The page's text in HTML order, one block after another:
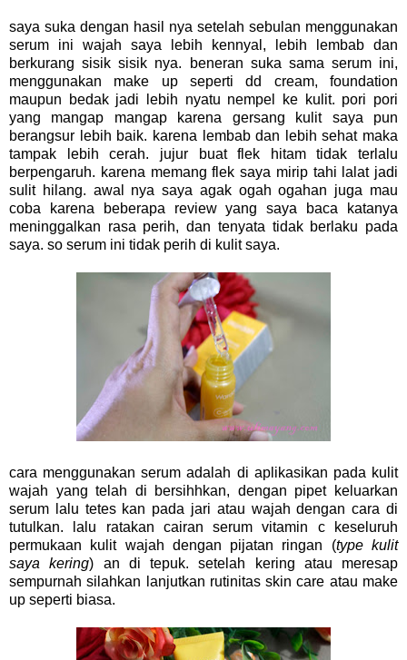
saya suka dengan hasil nya setelah sebulan menggunakan
serum ini wajah saya lebih kennyal, lebih lembab dan
berkurang sisik sisik nya. beneran suka sama serum ini,
menggunakan make up seperti dd cream, foundation
maupun bedak jadi lebih nyatu nempel ke kulit. pori pori
yang mangap mangap karena gersang kulit saya pun
berangsur lebih baik. karena lembab dan lebih sehat maka
tampak lebih cerah. jujur buat flek hitam tidak terlalu
berpengaruh. karena memang flek saya mirip tahi lalat jadi
sulit hilang. awal nya saya agak ogah ogahan juga mau
coba karena beberapa review yang saya baca katanya
meninggalkan rasa perih, dan tenyata tidak berlaku pada
saya. so serum ini tidak perih di kulit saya.
cara menggunakan serum adalah di aplikasikan pada kulit
wajah yang telah di bersihhkan, dengan pipet keluarkan
serum lalu tetes kan pada jari atau wajah dengan cara di
tutulkan. lalu ratakan cairan serum vitamin c keseluruh
permukaan kulit wajah dengan pijatan ringan (type kulit
saya kering) an di tepuk. setelah kering atau meresap
sempurnah silahkan lanjutkan rutinitas skin care atau make
up seperti biasa.